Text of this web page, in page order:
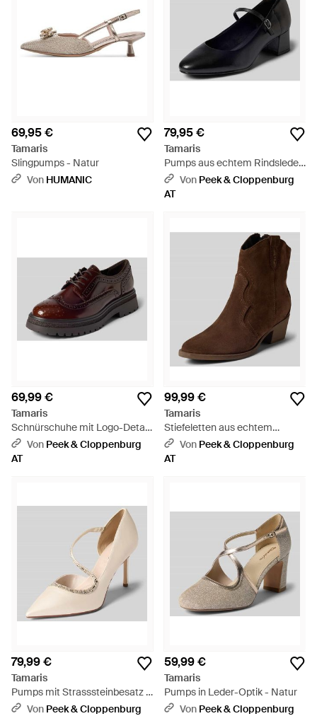
69,95 €
Tamaris
Slingpumps - Natur
Von HUMANIC
79,95 €
Tamaris
Pumps aus echtem Rindsleder
- Schwarz
Von Peek & Cloppenburg
AT
69,99 €
Tamaris
Schnürschuhe mit Logo-Detail
- Braun
Von Peek & Cloppenburg
AT
99,99 €
Tamaris
Stiefeletten aus echtem
Rindsleder - Braun
Von Peek & Cloppenburg
AT
79,99 €
Tamaris
Pumps mit Strasssteinbesatz -
Natur
Von Peek & Cloppenburg
59,99 €
Tamaris
Pumps in Leder-Optik - Natur
Von Peek & Cloppenburg